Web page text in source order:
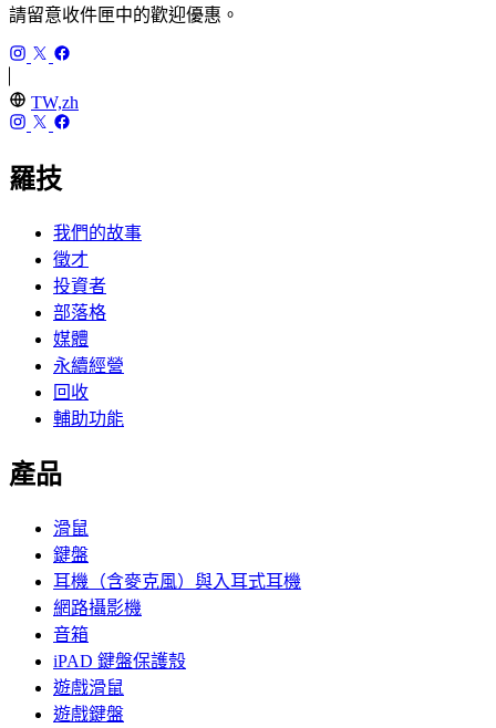
請留意收件匣中的歡迎優惠。
TW,zh
羅技
我們的故事
徵才
投資者
部落格
媒體
永續經營
回收
輔助功能
產品
滑鼠
鍵盤
耳機（含麥克風）與入耳式耳機
網路攝影機
音箱
iPAD 鍵盤保護殼
遊戲滑鼠
遊戲鍵盤